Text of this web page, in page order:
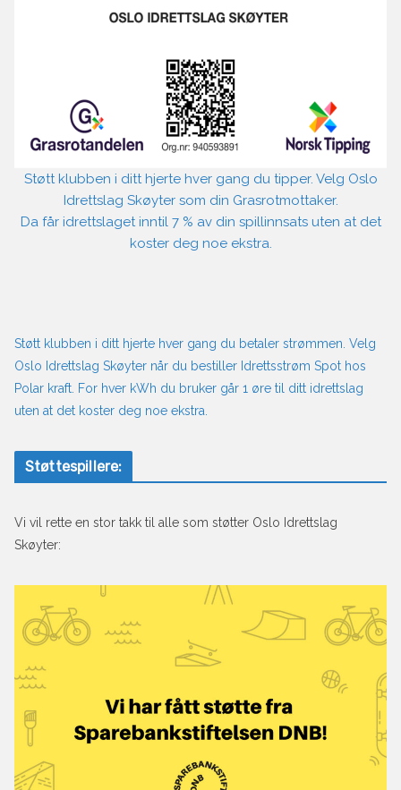
Støtt klubben i ditt hjerte hver gang du tipper. Velg Oslo
Idrettslag Skøyter som din Grasrotmottaker.
Da får idrettslaget inntil 7 % av din spillinnsats uten at det
koster deg noe ekstra.
Støtt klubben i ditt hjerte hver gang du betaler strømmen. Velg
Oslo Idrettslag Skøyter når du bestiller Idrettsstrøm Spot hos
Polar kraft. For hver kWh du bruker går 1 øre til ditt idrettslag
uten at det koster deg noe ekstra.
Støttespillere:
Vi vil rette en stor takk til alle som støtter Oslo Idrettslag
Skøyter: